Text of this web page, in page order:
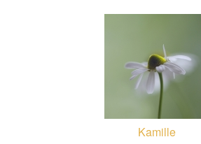
Kamille